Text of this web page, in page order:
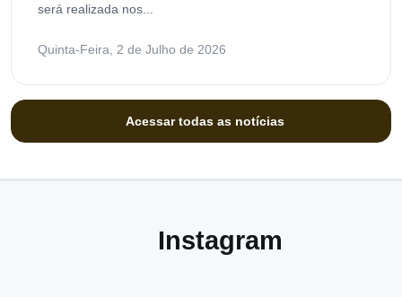
será realizada nos...
Quinta-Feira, 2 de Julho de 2026
Acessar todas as notícias
Instagram